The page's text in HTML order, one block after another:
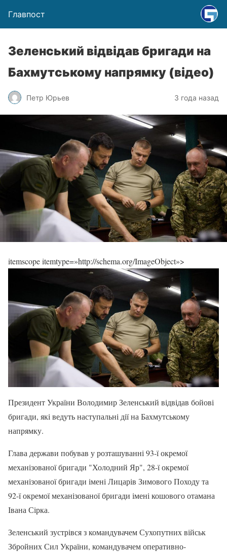
Главпост
Зеленський відвідав бригади на
Бахмутському напрямку (відео)
Петр Юрьев 3 года назад
itemscope itemtype=»http://schema.org/ImageObject»>
Президент України Володимир Зеленський відвідав бойові
бригади, які ведуть наступальні дії на Бахмутському
напрямку.
Глава держави побував у розташуванні 93-ї окремої
механізованої бригади "Холодний Яр", 28-ї окремої
механізованої бригади імені Лицарів Зимового Походу та
92-ї окремої механізованої бригади імені кошового отамана
Івана Сірка.
Зеленський зустрівся з командувачем Сухопутних військ
Збройних Сил України, командувачем оперативно-